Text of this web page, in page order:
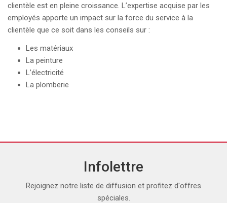
clientèle est en pleine croissance. L’expertise acquise par les
employés apporte un impact sur la force du service à la
clientèle que ce soit dans les conseils sur :
Les matériaux
La peinture
L’électricité
La plomberie
Infolettre
Rejoignez notre liste de diffusion et profitez d'offres
spéciales.